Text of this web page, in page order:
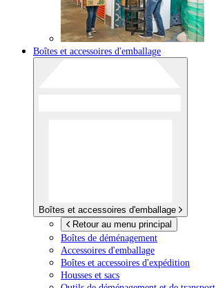
Boîtes et accessoires d'emballage
Boîtes et accessoires d'emballage
Retour au menu principal
Boîtes de déménagement
Accessoires d'emballage
Boîtes et accessoires d'expédition
Housses et sacs